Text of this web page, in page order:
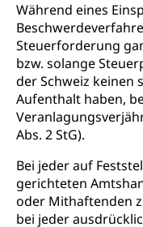
Während eines
Steuerforderung
bzw. solange
der Schweiz keinen
Aufenthalt haben,
Abs. 2 StG).
Bei jeder auf
gerichteten
oder Mithaftenden
bei jeder
FMS und
Stipendien
Finanzielle
Pflege HF
Fachstelle
Finanzielle
Stipendien
Universität
Technische
Hochschulstudium,
universitäre
Hochschulbildung,
Hochschule,
Weiterbildung,
Fachhochschule
Pädagogische
swissuniversities
Hochschulen)